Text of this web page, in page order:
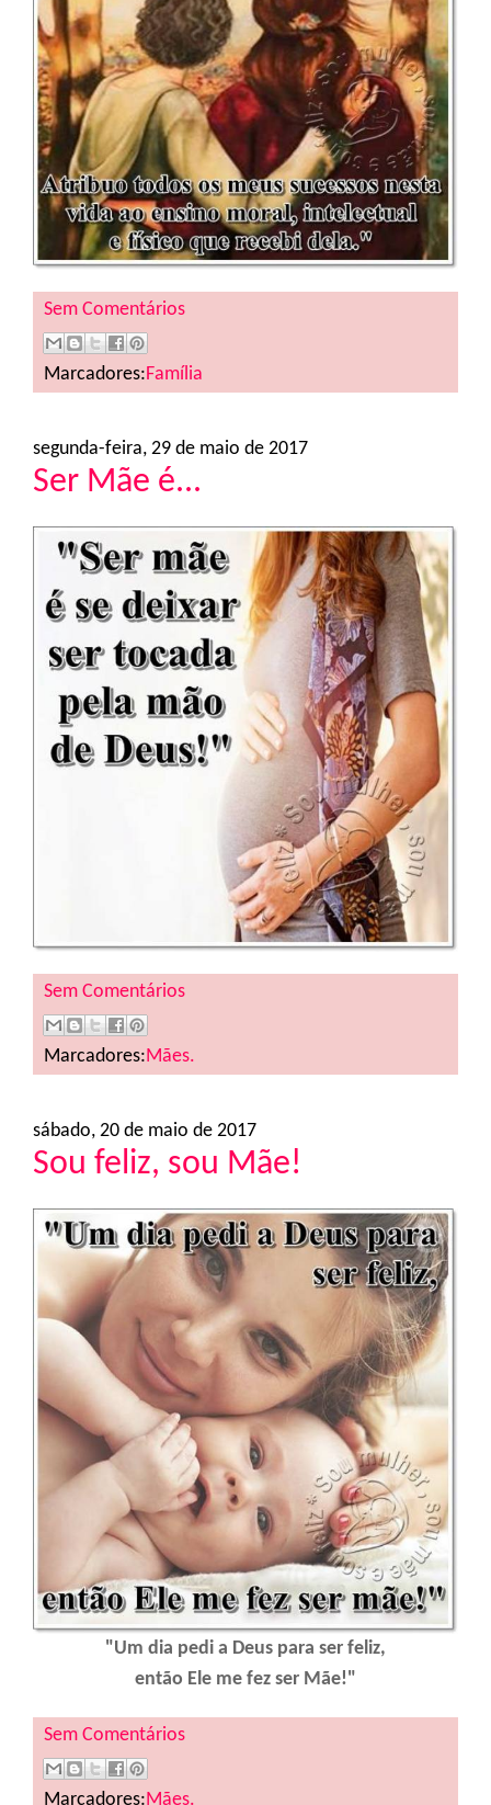
Sem Comentários
Marcadores:Família
segunda-feira, 29 de maio de 2017
Ser Mãe é...
Sem Comentários
Marcadores:Mães.
sábado, 20 de maio de 2017
Sou feliz, sou Mãe!
"Um dia pedi a Deus para ser feliz,
então Ele me fez ser Mãe!"
Sem Comentários
Marcadores:Mães.